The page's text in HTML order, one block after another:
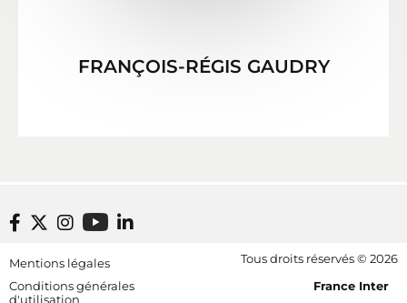
FRANÇOIS-RÉGIS GAUDRY
Footer bottom
Mentions légales
Conditions générales
d'utilisation
Tous droits réservés © 2026
[RDF] Pied de page - Mobile
France Inter